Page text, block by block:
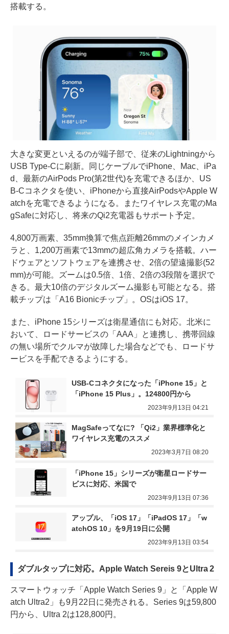
搭載する。
大きな変更といえるのが端子部で、従来のLightningから
USB Type-Cに刷新。同じケーブルでiPhone、Mac、iPa
d、最新のAirPods Pro(第2世代)を充電できるほか、US
B‑Cコネクタを使い、iPhoneから直接AirPodsやApple W
atchを充電できるようになる。またワイヤレス充電のMa
gSafeに対応し、将来のQi2充電器もサポート予定。
4,800万画素、35mm換算で焦点距離26mmのメインカメ
ラと、1,200万画素で13mmの超広角カメラを搭載。ハー
ドウェアとソフトウェアを連携させ、2倍の望遠撮影(52
mm)が可能。ズームは0.5倍、1倍、2倍の3段階を選択で
きる。最大10倍のデジタルズーム撮影も可能となる。搭
載チップは「A16 Bionicチップ」。OSはiOS 17。
また、iPhone 15シリーズは衛星通信にも対応。北米に
おいて、ロードサービスの「AAA」と連携し、携帯回線
の無い場所でクルマが故障した場合などでも、ロードサ
ービスを手配できるようにする。
USB-Cコネクタになった「iPhone 15」と
「iPhone 15 Plus」。124800円から
2023年9月13日 04:21
MagSafeってなに? 「Qi2」業界標準化と
ワイヤレス充電のススメ
2023年3月7日 08:20
「iPhone 15」シリーズが衛星ロードサー
ビスに対応、米国で
2023年9月13日 07:36
アップル、「iOS 17」「iPadOS 17」「w
atchOS 10」を9月19日に公開
2023年9月13日 03:54
ダブルタップに対応。Apple Watch Sereis 9とUltra 2
スマートウォッチ「Apple Watch Series 9」と「Apple W
atch Ultra2」も9月22日に発売される。Series 9は59,800
円から、Ultra 2は128,800円。